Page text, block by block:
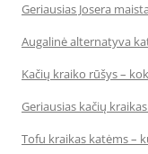
Geriausias Josera
Augalinė alternatyva
Kačių kraiko rūšys –
Geriausias kačių
Tofu kraikas katėms –